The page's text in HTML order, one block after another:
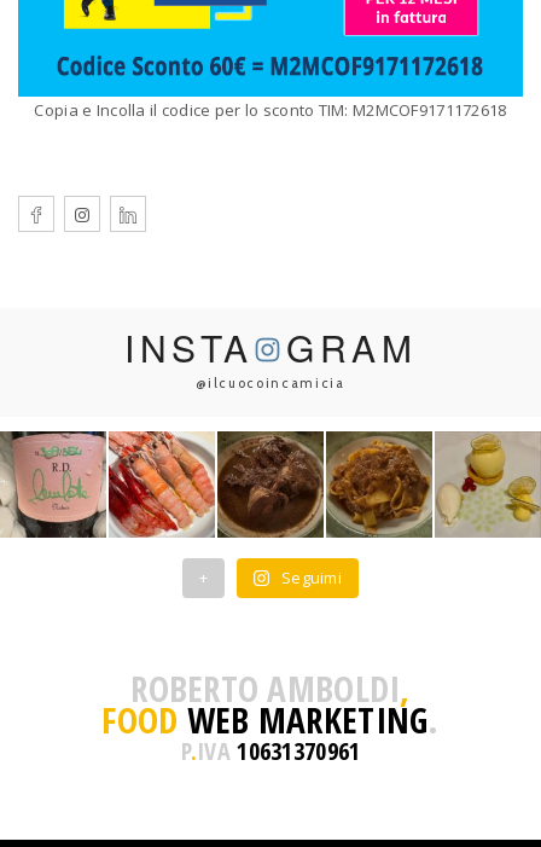
Copia e Incolla il codice per lo sconto TIM: M2MCOF9171172618
INSTA GRAM
@ilcuocoincamicia
+ Seguimi
ROBERTO AMBOLDI,
FOOD WEB MARKETING.
P.IVA10631370961